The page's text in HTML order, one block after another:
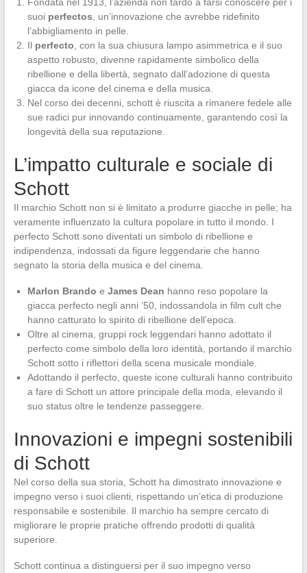
suoi perfectos , un’innovazione che avrebbe ridefinito
l’abbigliamento in pelle.
Il perfecto , con la sua chiusura lampo asimmetrica e il suo
aspetto robusto, divenne rapidamente simbolico della
ribellione e della libertà, segnato dall’adozione di questa
giacca da icone del cinema e della musica.
Nel corso dei decenni, schott è riuscita a rimanere fedele alle
sue radici pur innovando continuamente, garantendo così la
longevità della sua reputazione.
L’impatto culturale e sociale di
Schott
Il marchio Schott non si è limitato a produrre giacche in pelle; ha
veramente influenzato la cultura popolare in tutto il mondo. I
perfecto Schott sono diventati un simbolo di ribellione e
indipendenza, indossati da figure leggendarie che hanno
segnato la storia della musica e del cinema.
Marlon Brando e James Dean hanno reso popolare la
giacca perfecto negli anni ’50, indossandola in film cult che
hanno catturato lo spirito di ribellione dell’epoca.
Oltre al cinema, gruppi rock leggendari hanno adottato il
perfecto come simbolo della loro identità, portando il marchio
Schott sotto i riflettori della scena musicale mondiale.
Adottando il perfecto, queste icone culturali hanno contribuito
a fare di Schott un attore principale della moda, elevando il
suo status oltre le tendenze passeggere.
Innovazioni e impegni sostenibili
di Schott
Nel corso della sua storia, Schott ha dimostrato innovazione e
impegno verso i suoi clienti, rispettando un’etica di produzione
responsabile e sostenibile. Il marchio ha sempre cercato di
migliorare le proprie pratiche offrendo prodotti di qualità
superiore.
Schott continua a distinguersi per il suo impegno verso